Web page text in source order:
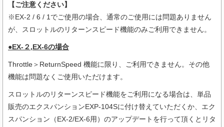
【ご注意ください】
※EX-2 / 6 / 1でご使用の場合、通常のご使用には問題ありません
が、スロットルのリターンスピード機能のみご利用できません。
●EX-２,EX-6の場合
Throttle＞ReturnSpeed 機能に限り、ご利用できません。その他
機能は問題なくご使用いただけます。
スロットルのリターンスピード機能をご利用になる場合は、単品
販売のエクスパンションEXP-104Sに付け替えていただくか、エク
スパンション（EX-2/EX-6用）のアップデートを行って頂くとリタ